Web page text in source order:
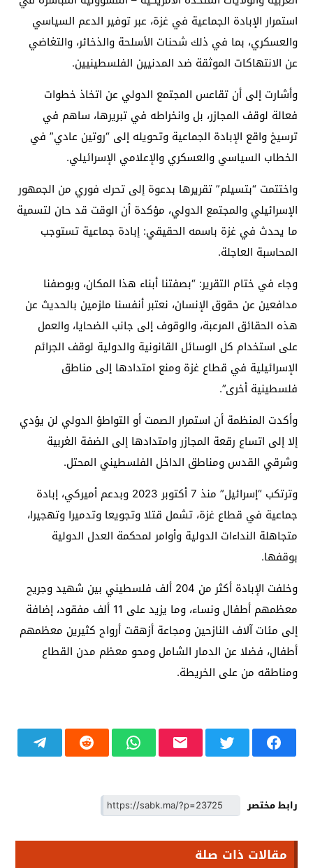
استمرار الإبادة الجماعية في غزة، عبر توفير الدعم السياسي
والعسكري، بما في ذلك شحنات الأسلحة والذخائر، والتغاضي
عن الانتهاكات الموثقة ضد المدنيين الفلسطينيين.
وأشارت إلى أن تقاعس المجتمع الدولي عن اتخاذ خطوات
فعالة لوقف المجازر، بل وانخراطه في تبريرها، ساهم في
ترسيخ واقع الإبادة الجماعية وتحويله إلى “روتين عادي” في
الخطاب السياسي والعسكري والإعلامي الإسرائيلي.
واختتمت “بتسيلم” تقريرها بدعوة إلى تحرك فوري من الجمهور
الإسرائيلي والمجتمع الدولي، مؤكدة أن الوقت قد حان لتسمية
ما يحدث في غزة باسمه الحقيقي: إبادة جماعية تستوجب
المحاسبة العاجلة.
وجاء في ختام التقرير: “بصفتنا أبناء هذا المكان، وبوصفنا
مدافعين عن حقوق الإنسان، نعتبر أنفسنا ملزمين بالحديث عن
هذه الحقائق المرعبة، والوقوف إلى جانب الضحايا، والعمل
على استخدام كل الوسائل القانونية والدولية لوقف الجرائم
الإسرائيلية في قطاع غزة ومنع امتدادها إلى مناطق
فلسطينية أخرى”.
وأكدت المنظمة أن استمرار الصمت أو التواطؤ الدولي لن يؤدي
إلا إلى اتساع رقعة المجازر وامتدادها إلى الضفة الغربية
وشرقي القدس ومناطق الداخل الفلسطيني المحتل.
وترتكب “إسرائيل” منذ 7 أكتوبر 2023 وبدعم أميركي، إبادة
جماعية في قطاع غزة، تشمل قتلا وتجويعا وتدميرا وتهجيرا،
متجاهلة النداءات الدولية وأوامر لمحكمة العدل الدولية
بوقفها.
وخلفت الإبادة أكثر من 204 ألف فلسطيني بين شهيد وجريح
معظمهم أطفال ونساء، وما يزيد على 11 ألف مفقود، إضافة
إلى مئات آلاف النازحين ومجاعة أزهقت أرواح كثيرين معظمهم
أطفال، فضلا عن الدمار الشامل ومحو معظم مدن القطاع
ومناطقه من على الخريطة.
رابط مختصر
مقالات ذات صلة